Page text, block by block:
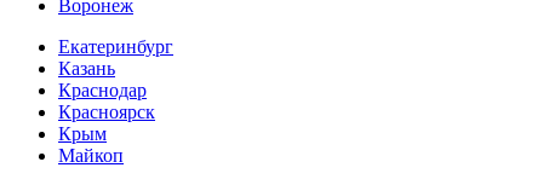
Воронеж
Екатеринбург
Казань
Краснодар
Красноярск
Крым
Майкоп